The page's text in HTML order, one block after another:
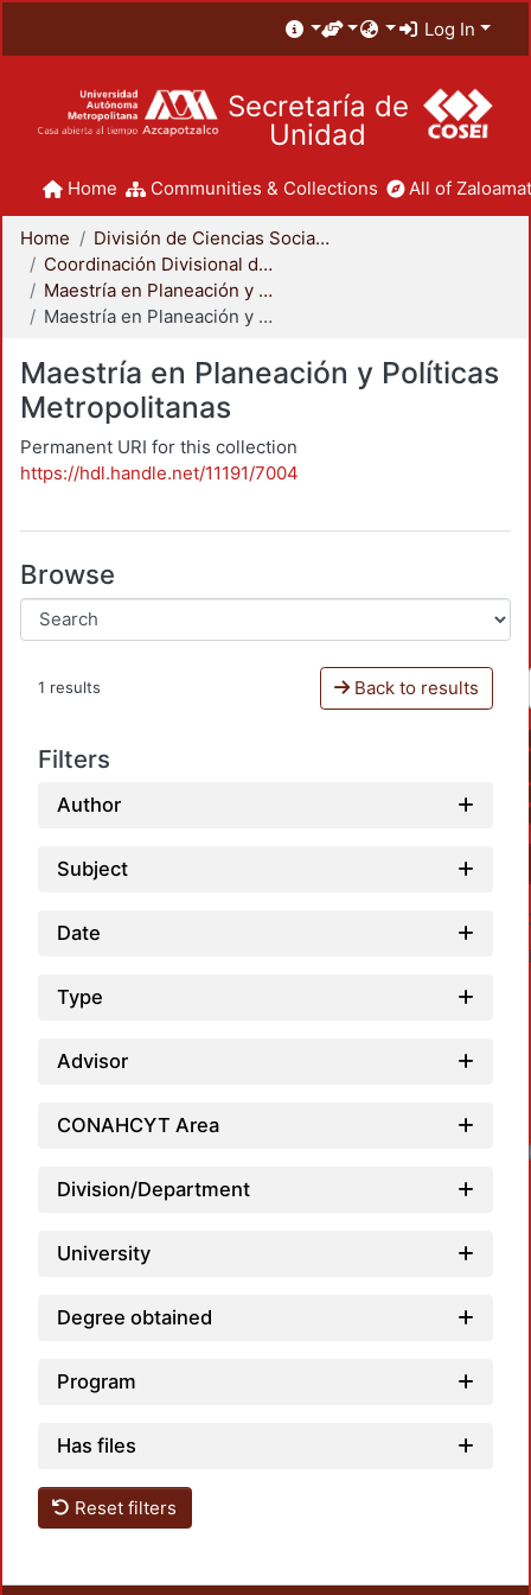
Log In
Secretaría de
Unidad
Home Communities & Collections All of
Home
División de Ciencias Sociales y Humanidades
Coordinación Divisional de Posgrado
Maestría en Planeación y Políticas Metropolitanas
Maestría en Planeación y Políticas Metropolitanas
Maestría en Planeación y Políticas
Metropolitanas
Permanent URI for this collection
https://hdl.handle.net/11191/7004
Browse
1 results Back to results
Filters
Author
Subject
Date
Type
Advisor
CONAHCYT Area
Division/Department
University
Degree obtained
Program
Has files
Reset filters